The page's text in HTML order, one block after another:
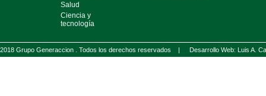
Salud
Ciencia y
tecnología
2018 Grupo Generaccion . Todos los derechos reservados | Desarrollo Web: Luis